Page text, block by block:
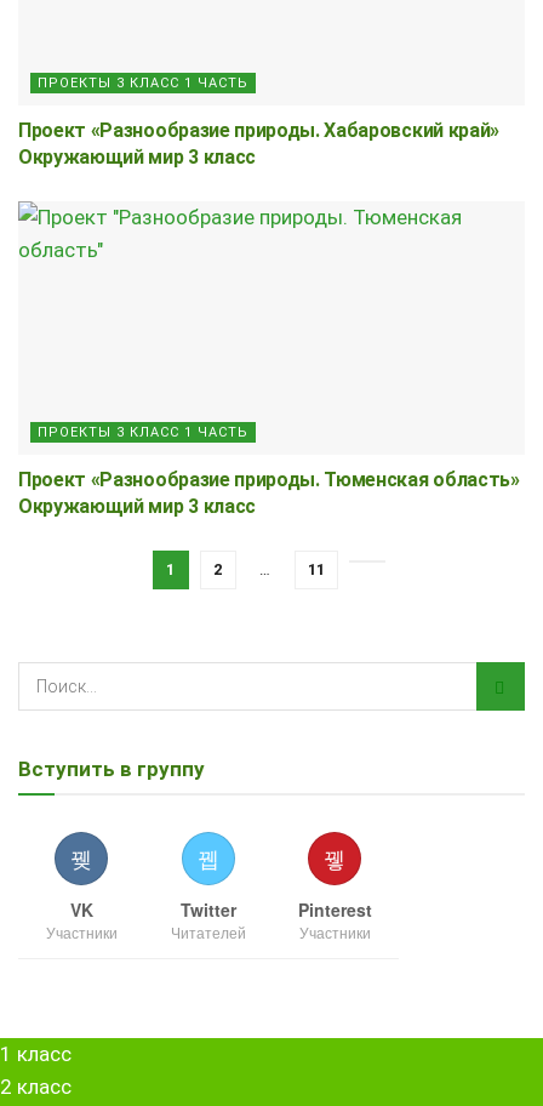
ПРОЕКТЫ 3 КЛАСС 1 ЧАСТЬ
Проект «Разнообразие природы. Хабаровский край»
Окружающий мир 3 класс
ПРОЕКТЫ 3 КЛАСС 1 ЧАСТЬ
Проект «Разнообразие природы. Тюменская область»
Окружающий мир 3 класс
1 2 11
Вступить в группу
VK
Участники
Twitter
Читателей
Pinterest
Участники
1 класс
2 класс